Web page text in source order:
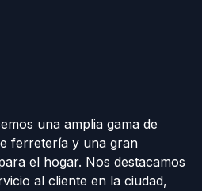
una amplia gama de
ferretería y una gran
el hogar. Nos destacamos
al cliente en la ciudad,